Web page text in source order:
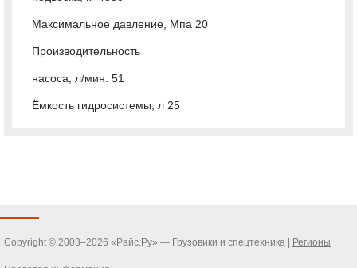
Максимальное давление, Мпа 20
Производительность
насоса, л/мин. 51
Ёмкость гидросистемы, л 25
Copyright © 2003–2026 «Райс.Ру» — Грузовики и спецтехника | Регионы